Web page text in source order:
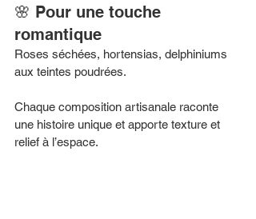
🌸 Pour une touche
romantique
Roses séchées, hortensias, delphiniums
aux teintes poudrées.
Chaque composition artisanale raconte
une histoire unique et apporte texture et
relief à l’espace.